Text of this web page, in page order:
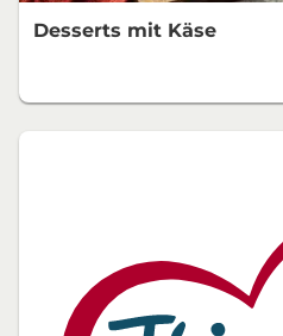
Desserts mit Käse